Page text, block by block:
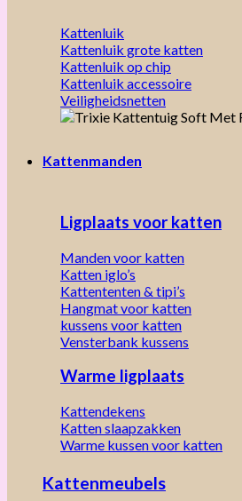
Kattenluik
Kattenluik grote katten
Kattenluik op chip
Kattenluik accessoire
Veiligheidsnetten
Kattenmanden
Ligplaats voor katten
Manden voor katten
Katten iglo’s
Kattententen & tipi’s
Hangmat voor katten
kussens voor katten
Vensterbank kussens
Warme ligplaats
Kattendekens
Katten slaapzakken
Warme kussen voor katten
Kattenmeubels